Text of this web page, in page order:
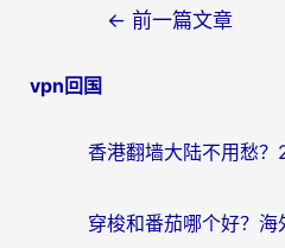
导
← 前一篇文章
vpn回国